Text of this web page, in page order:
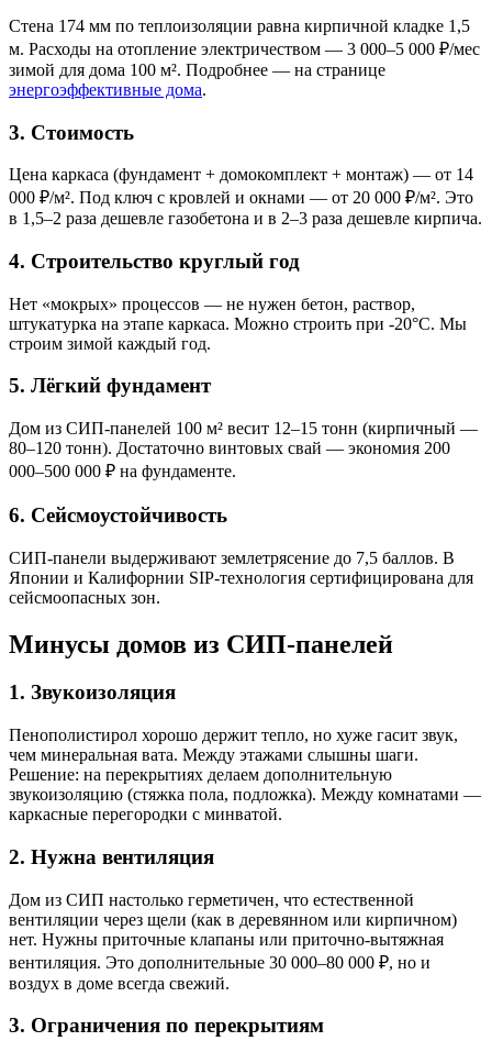
Стена 174 мм по теплоизоляции равна кирпичной кладке 1,5
м. Расходы на отопление электричеством — 3 000–5 000 ₽/мес
зимой для дома 100 м². Подробнее — на странице
энергоэффективные дома.
3. Стоимость
Цена каркаса (фундамент + домокомплект + монтаж) — от 14
000 ₽/м². Под ключ с кровлей и окнами — от 20 000 ₽/м². Это
в 1,5–2 раза дешевле газобетона и в 2–3 раза дешевле кирпича.
4. Строительство круглый год
Нет «мокрых» процессов — не нужен бетон, раствор,
штукатурка на этапе каркаса. Можно строить при -20°C. Мы
строим зимой каждый год.
5. Лёгкий фундамент
Дом из СИП-панелей 100 м² весит 12–15 тонн (кирпичный —
80–120 тонн). Достаточно винтовых свай — экономия 200
000–500 000 ₽ на фундаменте.
6. Сейсмоустойчивость
СИП-панели выдерживают землетрясение до 7,5 баллов. В
Японии и Калифорнии SIP-технология сертифицирована для
сейсмоопасных зон.
Минусы домов из СИП-панелей
1. Звукоизоляция
Пенополистирол хорошо держит тепло, но хуже гасит звук,
чем минеральная вата. Между этажами слышны шаги.
Решение: на перекрытиях делаем дополнительную
звукоизоляцию (стяжка пола, подложка). Между комнатами —
каркасные перегородки с минватой.
2. Нужна вентиляция
Дом из СИП настолько герметичен, что естественной
вентиляции через щели (как в деревянном или кирпичном)
нет. Нужны приточные клапаны или приточно-вытяжная
вентиляция. Это дополнительные 30 000–80 000 ₽, но и
воздух в доме всегда свежий.
3. Ограничения по перекрытиям